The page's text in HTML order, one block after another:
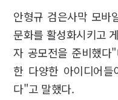
안형규 검은사막 모바
문화를 활성화시키고
자 공모전을 준비했
한 다양한 아이디어
다"고 말했다.